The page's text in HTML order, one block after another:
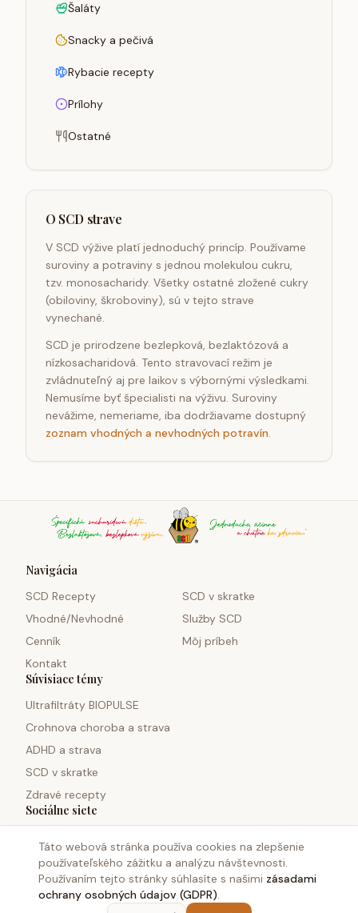
Táto webová stránka používa cookies na zlepšenie
používateľského zážitku a analýzu návštevnosti.
Používaním tejto stránky súhlasíte s našimi zásadami
ochrany osobných údajov (GDPR).
Šaláty
Snacky a pečivá
Rybacie recepty
Prílohy
Ostatné
O SCD strave
V SCD výžive platí jednoduchý princíp. Používame
suroviny a potraviny s jednou molekulou cukru,
tzv. monosacharidy. Všetky ostatné zložené cukry
(obiloviny, škroboviny), sú v tejto strave
vynechané.
SCD je prirodzene bezlepková, bezlaktózová a
nízkosacharidová. Tento stravovací režim je
zvládnuteľný aj pre laikov s výbornými výsledkami.
Nemusíme byť špecialisti na výživu. Suroviny
nevážime, nemeriame, iba dodržiavame dostupný
zoznam vhodných a nevhodných potravín.
Navigácia
SCD Recepty
SCD v skratke
Vhodné/Nevhodné
Služby SCD
Cenník
Môj príbeh
Kontakt
Súvisiace témy
Ultrafiltráty BIOPULSE
Crohnova choroba a strava
ADHD a strava
SCD v skratke
Zdravé recepty
Sociálne siete
©2026Monosacharid.sk. Všetky práva vyhradené.